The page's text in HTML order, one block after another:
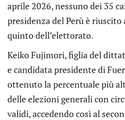
aprile 2026, nessuno dei 35
presidenza del Perù è
quinto dell’elettorato.
Keiko Fujimori, figlia del
e candidata presidente di
ottenuto la percentuale più
delle elezioni generali con
validi, accedendo così al